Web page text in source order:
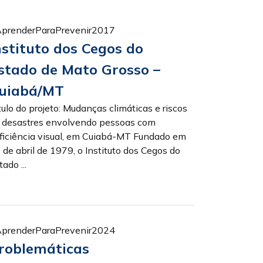
dos Cegos do
de Mato Grosso –
MT
do projeto: Mudanças climáticas e riscos
desastres envolvendo pessoas com
visual, em Cuiabá-MT Fundado em
de abril de 1979, o Instituto dos Cegos do
...